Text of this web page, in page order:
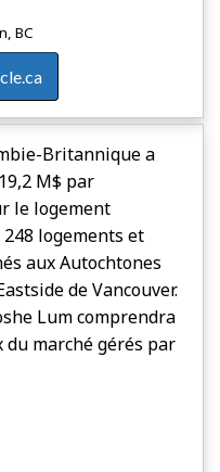
BC
Britannique a
M$ par
le logement
logements et
aux Autochtones
de Vancouver.
Lum comprendra
marché gérés par